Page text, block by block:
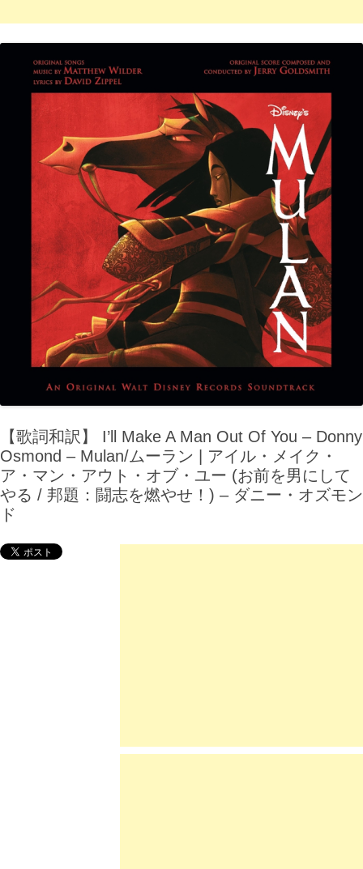
【歌詞和訳】 I’ll Make A Man Out Of You – Donny
Osmond – Mulan/ムーラン | アイル・メイク・
ア・マン・アウト・オブ・ユー (お前を男にして
やる / 邦題：闘志を燃やせ！) – ダニー・オズモン
ド